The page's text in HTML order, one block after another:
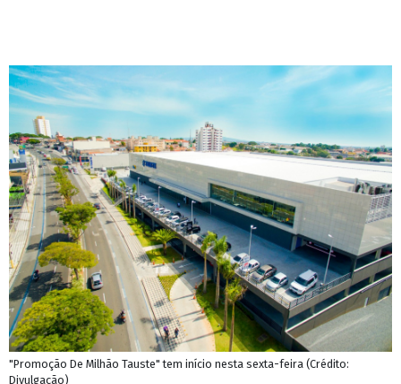
"Promoção De Milhão Tauste" tem início nesta sexta-feira (Crédito:
Divulgação)